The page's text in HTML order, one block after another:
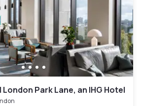
Park Lane, an IHG Hotel